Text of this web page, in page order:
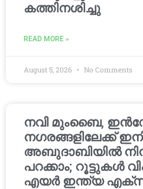
കത്തിനശിച്ചു
READ MORE »
August 5, 2026 No Comments
നവി മുംബൈ,
നഗരങ്ങളിലേക്ക്
അബുദാബിയിൽ നിന്ന്
പറക്കാം; റൂട്ടുകൾ
എയർ ഇന്ത്യ